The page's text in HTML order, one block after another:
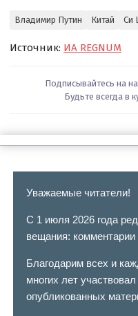
Владимир Путин Китай Си
Источник: ИА REGNUM
Подписывайтесь на
Будьте всегда в
Уважаемые читатели!
С 1 июля 2026 года
вещания:
Благодарим всех и
многих лет
опубликованных